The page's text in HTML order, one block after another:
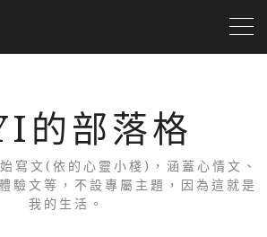
的部落格
文(依的心靈小棧)，涵蓋心情文、
驗文等，不設專屬主題，因為這就是
我的生活。